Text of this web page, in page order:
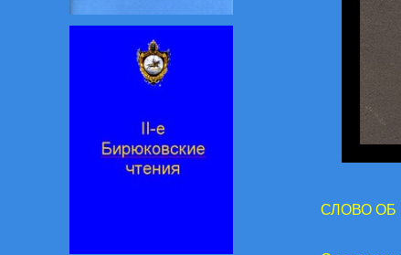
СЛОВО ОБ